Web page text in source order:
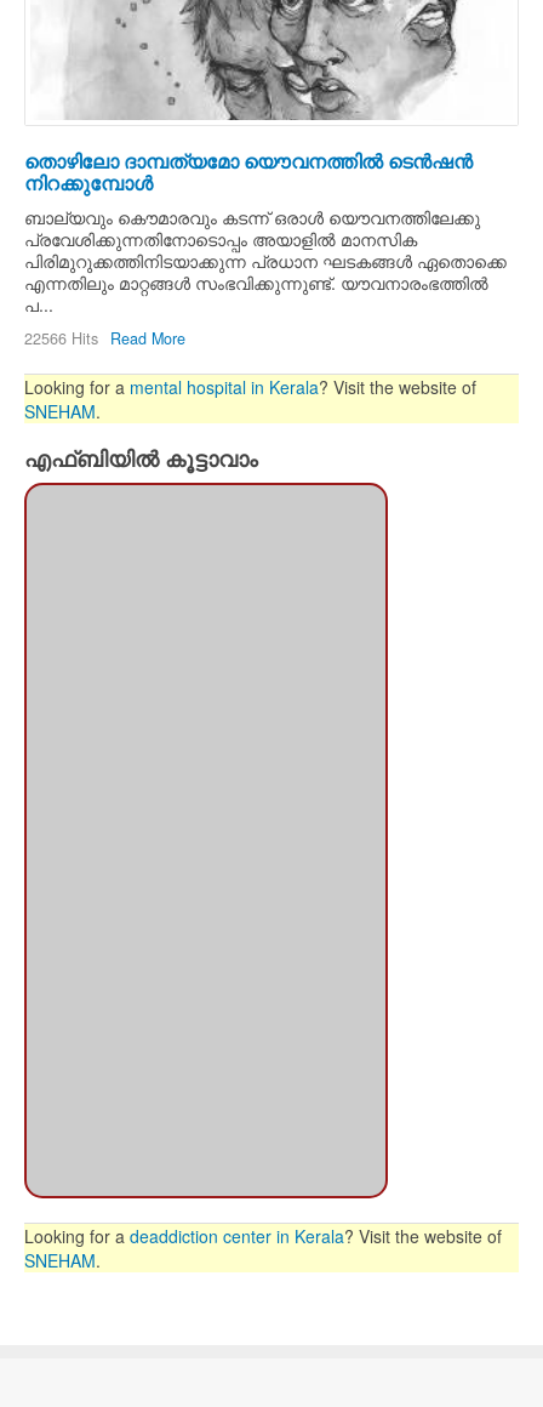
തൊഴിലോ ദാമ്പത്യമോ യൌവനത്തില്‍ ടെന്‍ഷന്‍
നിറക്കുമ്പോള്‍
ബാല്യവും കൌമാരവും കടന്ന്‍ ഒരാള്‍ യൌവനത്തിലേക്കു
പ്രവേശിക്കുന്നതിനോടൊപ്പം അയാളില്‍ മാനസിക
പിരിമുറുക്കത്തിനിടയാക്കുന്ന പ്രധാന ഘടകങ്ങള്‍ ഏതൊക്കെ
എന്നതിലും മാറ്റങ്ങള്‍ സംഭവിക്കുന്നുണ്ട്. യൗവനാരംഭത്തില്‍
പ...
22566 Hits Read More
Looking for a mental hospital in Kerala? Visit the website of
SNEHAM.
എഫ്ബിയില്‍ കൂട്ടാവാം
Looking for a deaddiction center in Kerala? Visit the website of
SNEHAM.